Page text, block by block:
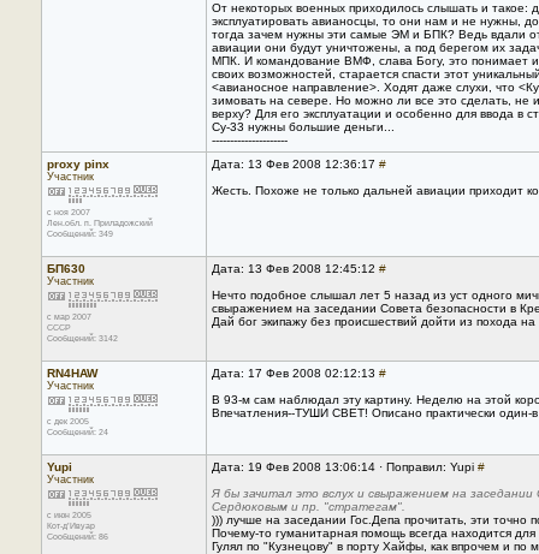
От некоторых военных приходилось слышать и такое:
эксплуатировать авианосцы, то они нам и не нужны,
тогда зачем нужны эти самые ЭМ и БПК? Ведь вдали
авиации они будут уничтожены, а под берегом их
МПК. И командование ВМФ, слава Богу, это понимает
своих возможностей, старается спасти этот
<авианосное направление>. Ходят даже слухи, что
зимовать на севере. Hо можно ли все это сделать, не
верху? Для его эксплуатации и особенно для ввода в
Су-33 нужны большие деньги...
---------------------
proxy pinx
Участник
с ноя 2007
Лен.обл. п. Приладожский
Сообщений: 349
Дата: 13 Фев 2008 12:36:17 #
Жесть. Похоже не только дальней авиации приходит
БП630
Участник
с мар 2007
CCCP
Сообщений: 3142
Дата: 13 Фев 2008 12:45:12 #
Нечто подобное слышал лет 5 назад из уст одного
свыражением на заседании Совета безопасности в
Дай бог экипажу без происшествий дойти из похода на
RN4HAW
Участник
с дек 2005
Сообщений: 24
Дата: 17 Фев 2008 02:12:13 #
В 93-м сам наблюдал эту картину. Неделю на этой
Впечатления--ТУШИ СВЕТ! Описано практически один-
Yupi
Участник
с июн 2005
Кот-д’Ивуар
Сообщений: 86
Дата: 19 Фев 2008 13:06:14 · Поправил: Yupi #
Я бы зачитал это вслух и свыражением на
Сердюковым и пр. "стратегам".
))) лучше на заседании Гос.Депа прочитать, эти точно
Почему-то гуманитарная помощь всегда находится
Гулял по "Кузнецову" в порту Хайфы, как впрочем и